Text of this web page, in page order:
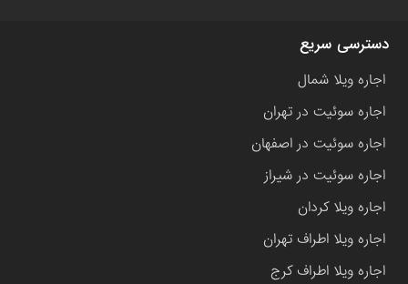
دسترسی سریع
اجاره ویلا شمال
اجاره سوئیت در تهران
اجاره سوئیت در اصفهان
اجاره سوئیت در شیراز
اجاره ویلا کردان
اجاره ویلا اطراف تهران
اجاره ویلا اطراف کرج